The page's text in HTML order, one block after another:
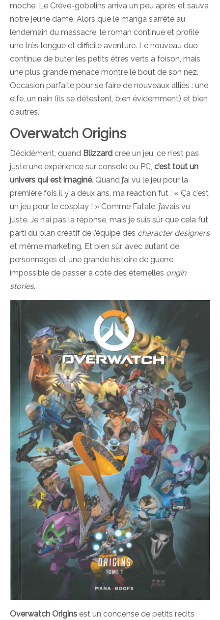
moche. Le Crève-gobelins arriva un peu après et sauva
notre jeune dame. Alors que le manga s’arrête au
lendemain du massacre, le roman continue et profile
une très longue et difficile aventure. Le nouveau duo
continue de buter les petits êtres verts à foison, mais
une plus grande menace montre le bout de son nez.
Occasion parfaite pour se faire de nouveaux alliés : une
elfe, un nain (ils se détestent, bien évidemment) et bien
d’autres.
Overwatch Origins
Décidément, quand Blizzard crée un jeu, ce n’est pas
juste une expérience sur console ou PC, c’est tout un
univers qui est imaginé. Quand j’ai vu le jeu pour la
première fois il y a deux ans, ma réaction fut : « Ça c’est
un jeu pour le cosplay ! » Comme Fatale, j’avais vu
juste. Je n’ai pas la réponse, mais je suis sûr que cela fut
parti du plan créatif de l’équipe des character designers
et même marketing. Et bien sûr, avec autant de
personnages et une grande histoire de guerre,
impossible de passer à côté des éternelles origin
stories.
Overwatch Origins est un condensé de petits récits